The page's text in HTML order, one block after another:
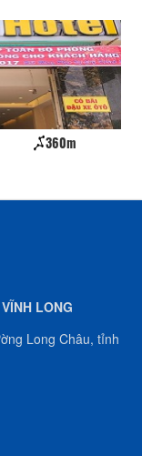
360m
LONG
Long Châu, tỉnh